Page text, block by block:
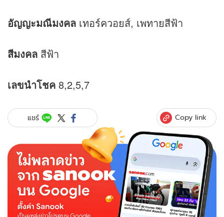
อัญญะมณีมงคล เทอร์ควอยส์, เพทายสีฟ้า
สีมงคล สีฟ้า
เลขนำโชค 8,2,5,7
แชร์ Copy link